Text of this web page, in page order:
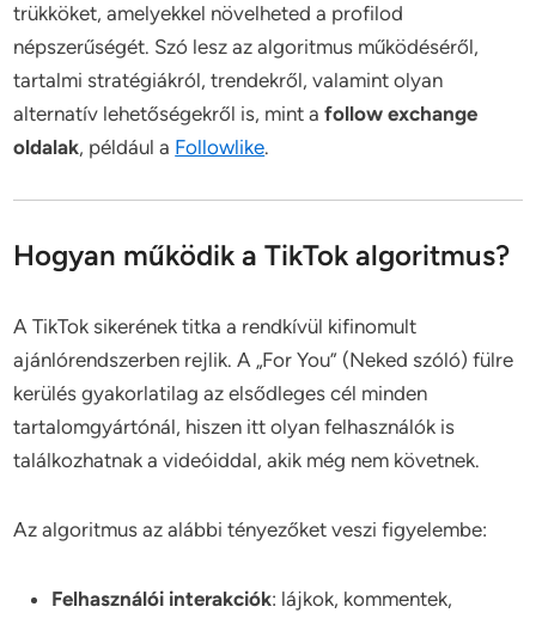
trükköket, amelyekkel növelheted a profilod
népszerűségét. Szó lesz az algoritmus működéséről,
tartalmi stratégiákról, trendekről, valamint olyan
alternatív lehetőségekről is, mint afollow exchange
oldalak, például a Followlike.
Hogyan működik a TikTok algoritmus?
A TikTok sikerének titka a rendkívül kifinomult
ajánlórendszerben rejlik. A „For You” (Neked szóló) fülre
kerülés gyakorlatilag az elsődleges cél minden
tartalomgyártónál, hiszen itt olyan felhasználók is
találkozhatnak a videóiddal, akik még nem követnek.
Az algoritmus az alábbi tényezőket veszi figyelembe:
Felhasználói interakciók: lájkok, kommentek,